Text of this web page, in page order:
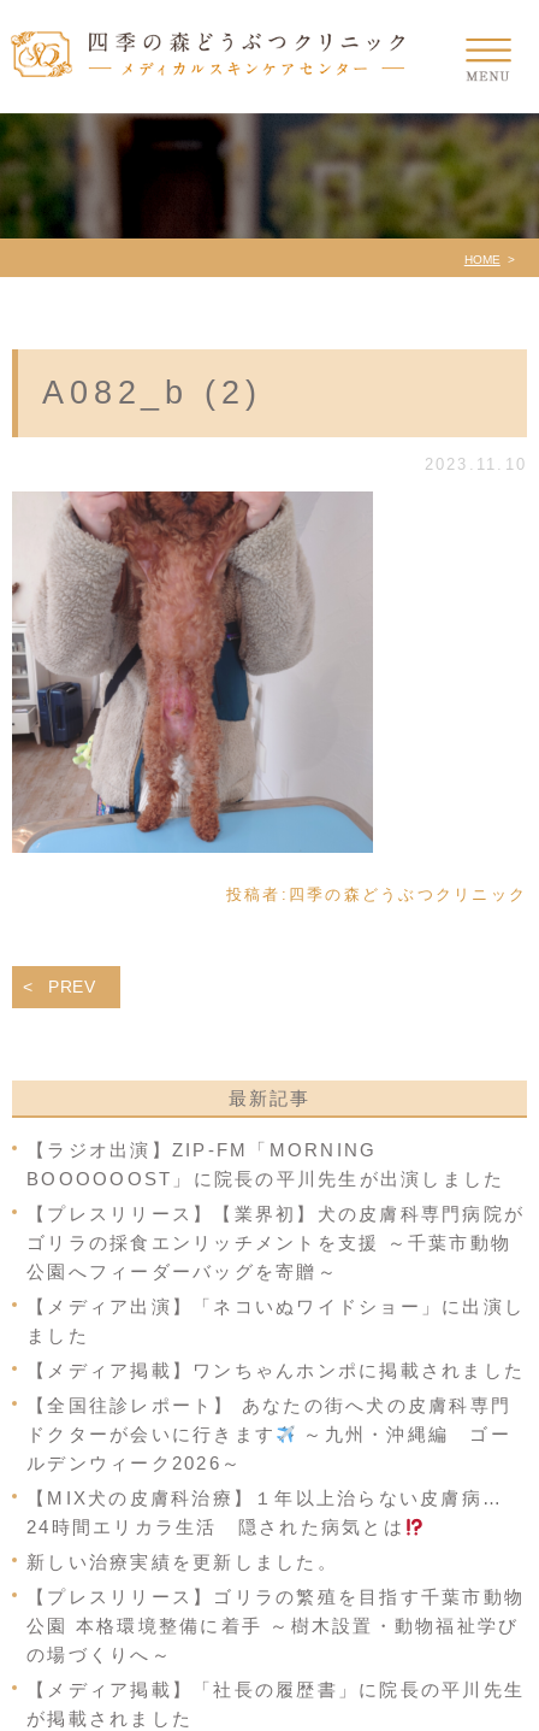
HOME
A082_b (2)
2023.11.10
投稿者: 四季の森どうぶつクリニック
PREV
最新記事
【ラジオ出演】ZIP-FM「MORNING
BOOOOOOST」に院長の平川先生が出演しました
【プレスリリース】【業界初】犬の皮膚科専門病院が
ゴリラの採食エンリッチメントを支援 ～千葉市動物
公園へフィーダーバッグを寄贈～
【メディア出演】「ネコいぬワイドショー」に出演し
ました
【メディア掲載】ワンちゃんホンポに掲載されました
【全国往診レポート】 あなたの街へ犬の皮膚科専門
ドクターが会いに行きます
～九州・沖縄編 ゴー
ルデンウィーク2026～
【MIX犬の皮膚科治療】１年以上治らない皮膚病…
24時間エリカラ生活 隠された病気とは
新しい治療実績を更新しました。
【プレスリリース】ゴリラの繁殖を目指す千葉市動物
公園 本格環境整備に着手 ～樹木設置・動物福祉学び
の場づくりへ～
【メディア掲載】「社長の履歴書」に院長の平川先生
が掲載されました